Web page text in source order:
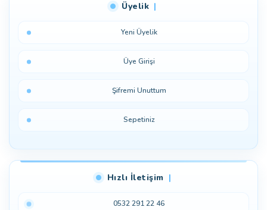
Üyelik
Yeni Üyelik
Üye Girişi
Şifremi Unuttum
Sepetiniz
Hızlı İletişim
0532 291 22 46